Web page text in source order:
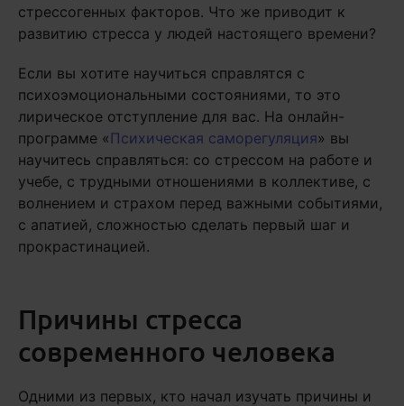
стрессогенных факторов. Что же приводит к
развитию стресса у людей настоящего времени?
Если вы хотите научиться справлятся с
психоэмоциональными состояниями, то это
лирическое отступление для вас. На онлайн-
программе «Психическая саморегуляция» вы
научитесь справляться: со стрессом на работе и
учебе, с трудными отношениями в коллективе, с
волнением и страхом перед важными событиями,
с апатией, сложностью сделать первый шаг и
прокрастинацией.
Причины стресса
современного человека
Одними из первых, кто начал изучать причины и